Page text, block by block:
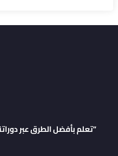
“تعلم بأفضل الطرق عبر دوراتنا المصممة خصيصًا لك”